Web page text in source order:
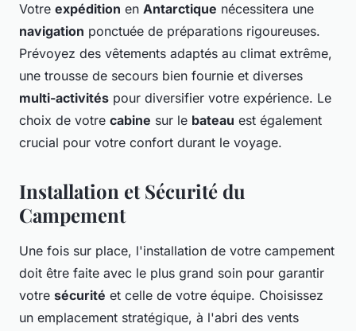
Votre expédition en Antarctique nécessitera une
navigation ponctuée de préparations rigoureuses.
Prévoyez des vêtements adaptés au climat extrême,
une trousse de secours bien fournie et diverses
multi-activités pour diversifier votre expérience. Le
choix de votre cabine sur le bateau est également
crucial pour votre confort durant le voyage.
Installation et Sécurité du
Campement
Une fois sur place, l'installation de votre campement
doit être faite avec le plus grand soin pour garantir
votre sécurité et celle de votre équipe. Choisissez
un emplacement stratégique, à l'abri des vents